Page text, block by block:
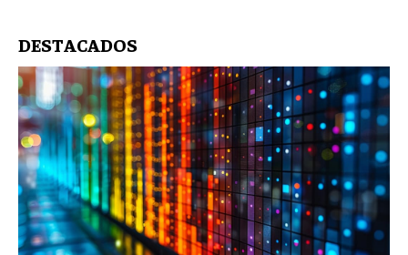
DESTACADOS